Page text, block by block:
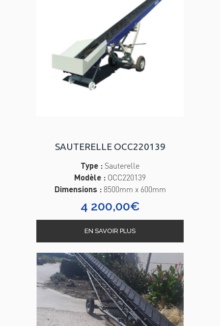
SAUTERELLE OCC220139
Type : Sauterelle
Modèle : OCC220139
Dimensions :8500mm x 600mm
4 200,00€
EN SAVOIR PLUS